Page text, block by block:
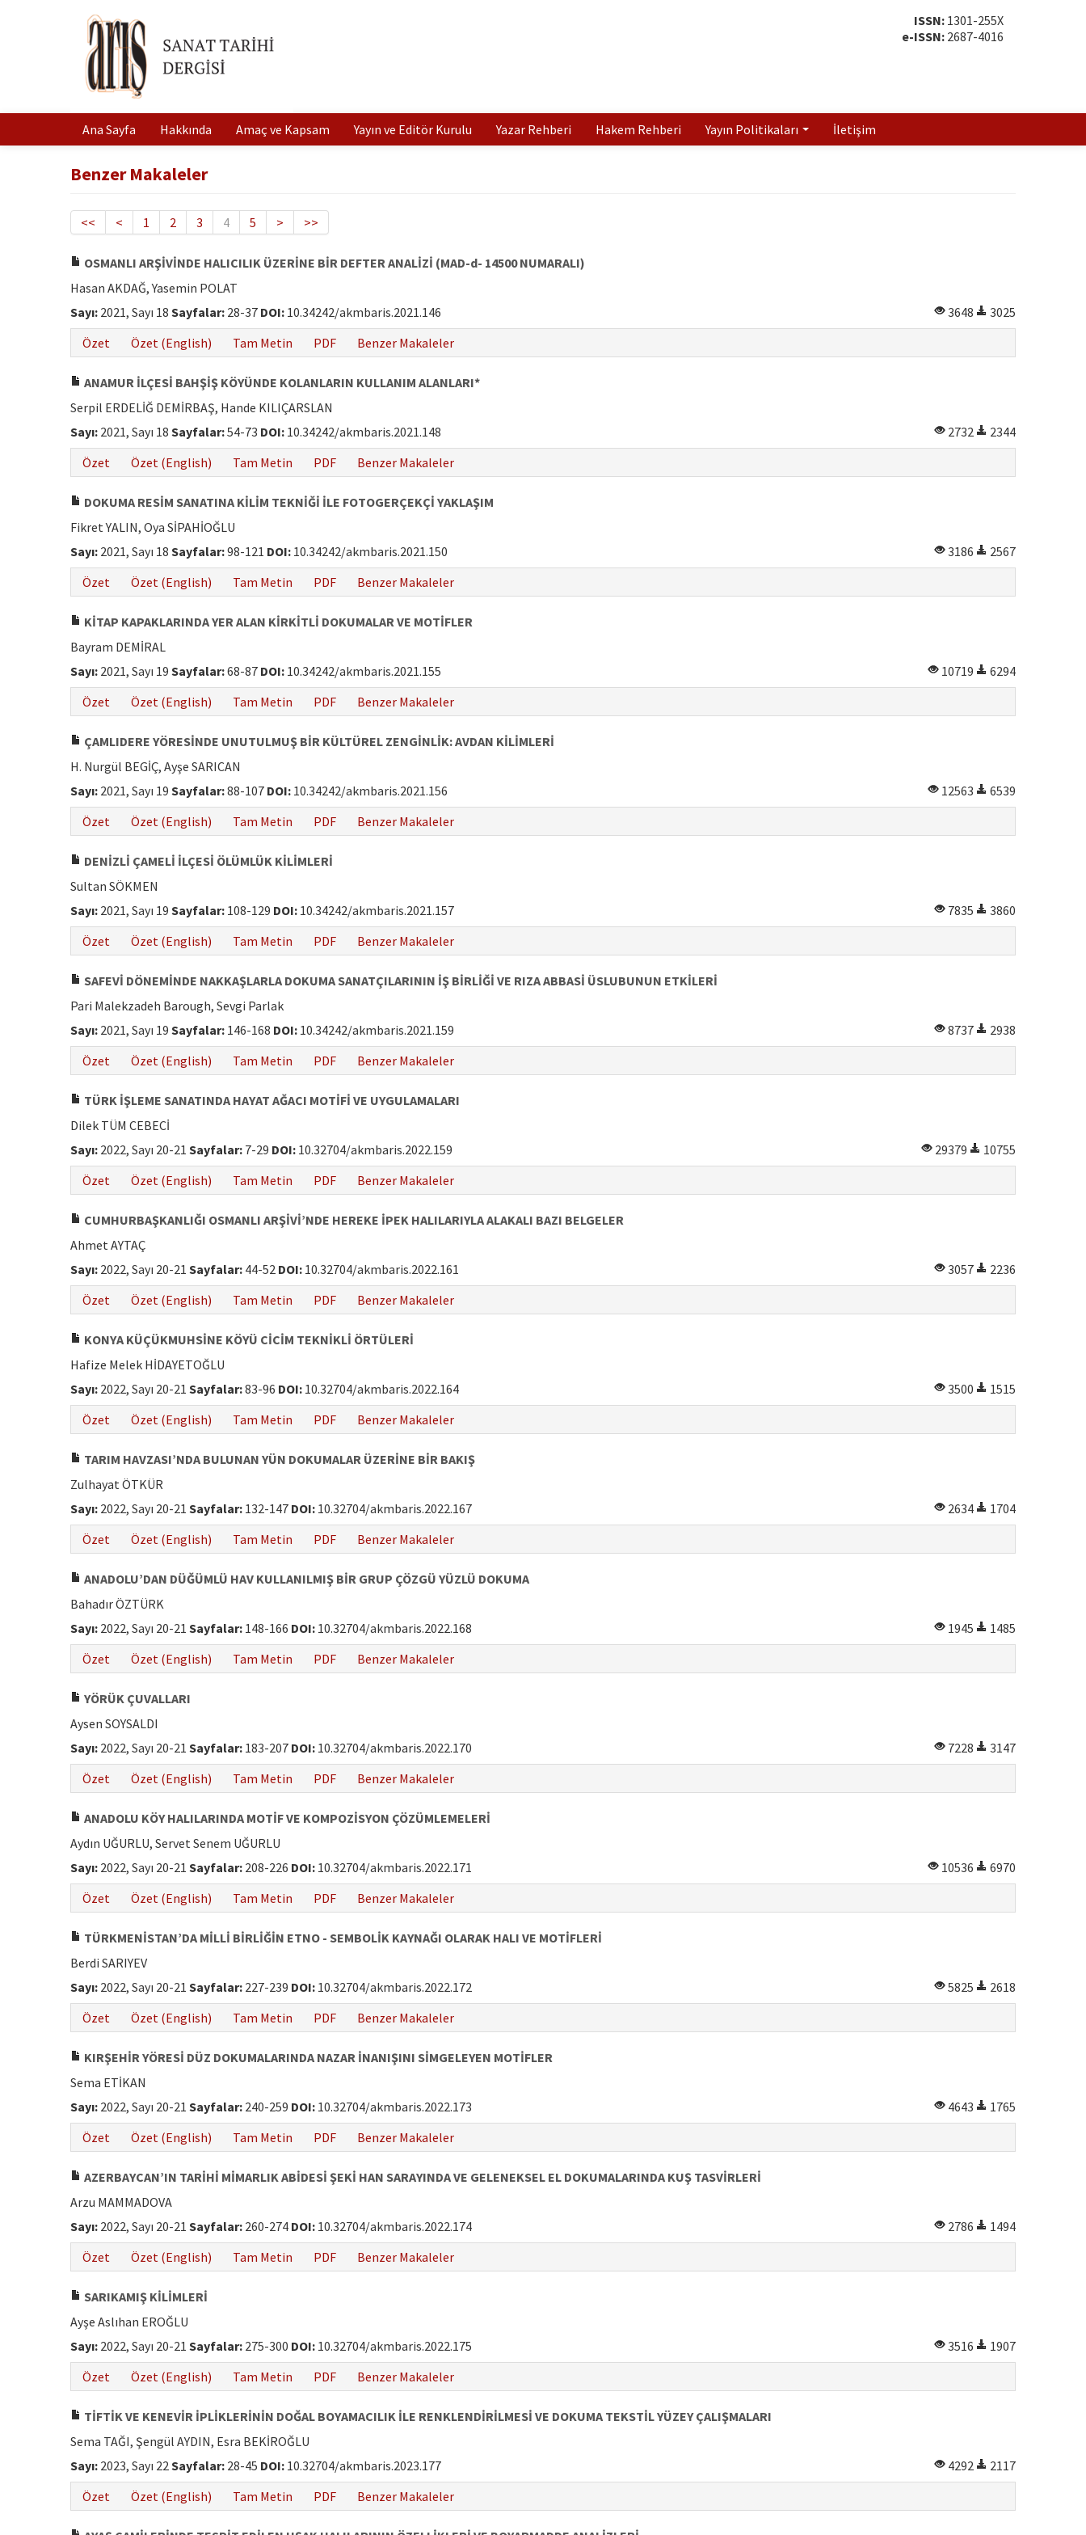
ISSN:1301-255X
e-ISSN:2687-4016
Ana Sayfa Hakkında Amaç ve Kapsam Yayın ve Editör Kurulu Yazar Rehberi Hakem Rehberi Yayın Politikaları İletişim
Benzer Makaleler
<< < 1 2 3 4 5 > >>
OSMANLI ARŞİVİNDE HALICILIK ÜZERİNE BİR DEFTER ANALİZİ (MAD-d- 14500 NUMARALI)
Hasan AKDAĞ, Yasemin POLAT
Sayı: 2021, Sayı 18 Sayfalar: 28-37 DOI: 10.34242/akmbaris.2021.146 3648
3025
Özet
Özet (English) Tam Metin PDF Benzer Makaleler
ANAMUR İLÇESİ BAHŞİŞ KÖYÜNDE KOLANLARIN KULLANIM ALANLARI*
Serpil ERDELİĞ DEMİRBAŞ, Hande KILIÇARSLAN
Sayı: 2021, Sayı 18 Sayfalar:54-73 DOI: 10.34242/akmbaris.2021.148 2732
2344
Özet
Özet (English) Tam Metin PDF Benzer Makaleler
DOKUMA RESİM SANATINA KİLİM TEKNİĞİ İLE FOTOGERÇEKÇİ YAKLAŞIM
Fikret YALIN, Oya SİPAHİOĞLU
Sayı: 2021, Sayı 18 Sayfalar:98-121 DOI: 10.34242/akmbaris.2021.150 3186
2567
Özet
Özet (English) Tam Metin PDF Benzer Makaleler
KİTAP KAPAKLARINDA YER ALAN KİRKİTLİ DOKUMALAR VE MOTİFLER
Bayram DEMİRAL
Sayı: 2021, Sayı 19 Sayfalar:68-87 DOI: 10.34242/akmbaris.2021.155 10719
6294
Özet
Özet (English) Tam Metin PDF Benzer Makaleler
ÇAMLIDERE YÖRESİNDE UNUTULMUŞ BİR KÜLTÜREL ZENGİNLİK: AVDAN KİLİMLERİ
H. Nurgül BEGİÇ, Ayşe SARICAN
Sayı: 2021, Sayı 19 Sayfalar:88-107 DOI: 10.34242/akmbaris.2021.156 12563
6539
Özet
Özet (English) Tam Metin PDF Benzer Makaleler
DENİZLİ ÇAMELİ İLÇESİ ÖLÜMLÜK KİLİMLERİ
Sultan SÖKMEN
Sayı: 2021, Sayı 19 Sayfalar: 108-129 DOI: 10.34242/akmbaris.2021.157 7835
3860
Özet
Özet (English) Tam Metin PDF Benzer Makaleler
SAFEVİ DÖNEMİNDE NAKKAŞLARLA DOKUMA SANATÇILARININ İŞ BİRLİĞİ VE RIZA ABBASİ ÜSLUBUNUN ETKİLERİ
Pari Malekzadeh Barough, Sevgi Parlak
Sayı: 2021, Sayı 19 Sayfalar: 146-168 DOI: 10.34242/akmbaris.2021.159 8737
2938
Özet
Özet (English) Tam Metin PDF Benzer Makaleler
TÜRK İŞLEME SANATINDA HAYAT AĞACI MOTİFİ VE UYGULAMALARI
Dilek TÜM CEBECİ
Sayı: 2022, Sayı 20-21 Sayfalar: 7-29 DOI: 10.32704/akmbaris.2022.159 29379
10755
Özet
Özet (English) Tam Metin PDF Benzer Makaleler
CUMHURBAŞKANLIĞI OSMANLI ARŞİVİ’NDE HEREKE İPEK HALILARIYLA ALAKALI BAZI BELGELER
Ahmet AYTAÇ
Sayı: 2022, Sayı 20-21 Sayfalar: 44-52 DOI: 10.32704/akmbaris.2022.161 3057
2236
Özet
Özet (English) Tam Metin PDF Benzer Makaleler
KONYA KÜÇÜKMUHSİNE KÖYÜ CİCİM TEKNİKLİ ÖRTÜLERİ
Hafize Melek HİDAYETOĞLU
Sayı: 2022, Sayı 20-21 Sayfalar:83-96 DOI: 10.32704/akmbaris.2022.164 3500
1515
Özet
Özet (English) Tam Metin PDF Benzer Makaleler
TARIM HAVZASI’NDA BULUNAN YÜN DOKUMALAR ÜZERİNE BİR BAKIŞ
Zulhayat ÖTKÜR
Sayı: 2022, Sayı 20-21 Sayfalar: 132-147 DOI: 10.32704/akmbaris.2022.167 2634
1704
Özet
Özet (English) Tam Metin PDF Benzer Makaleler
ANADOLU’DAN DÜĞÜMLÜ HAV KULLANILMIŞ BİR GRUP ÇÖZGÜ YÜZLÜ DOKUMA
Bahadır ÖZTÜRK
Sayı: 2022, Sayı 20-21 Sayfalar: 148-166 DOI: 10.32704/akmbaris.2022.168 1945
1485
Özet
Özet (English) Tam Metin PDF Benzer Makaleler
YÖRÜK ÇUVALLARI
Aysen SOYSALDI
Sayı: 2022, Sayı 20-21 Sayfalar: 183-207 DOI: 10.32704/akmbaris.2022.170 7228
3147
Özet
Özet (English) Tam Metin PDF Benzer Makaleler
ANADOLU KÖY HALILARINDA MOTİF VE KOMPOZİSYON ÇÖZÜMLEMELERİ
Aydın UĞURLU, Servet Senem UĞURLU
Sayı: 2022, Sayı 20-21 Sayfalar: 208-226 DOI: 10.32704/akmbaris.2022.171 10536
6970
Özet
Özet (English) Tam Metin PDF Benzer Makaleler
TÜRKMENİSTAN’DA MİLLİ BİRLİĞİN ETNO - SEMBOLİK KAYNAĞI OLARAK HALI VE MOTİFLERİ
Berdi SARIYEV
Sayı: 2022, Sayı 20-21 Sayfalar: 227-239 DOI: 10.32704/akmbaris.2022.172 5825
2618
Özet
Özet (English) Tam Metin PDF Benzer Makaleler
KIRŞEHİR YÖRESİ DÜZ DOKUMALARINDA NAZAR İNANIŞINI SİMGELEYEN MOTİFLER
Sema ETİKAN
Sayı: 2022, Sayı 20-21 Sayfalar: 240-259 DOI: 10.32704/akmbaris.2022.173 4643
1765
Özet
Özet (English) Tam Metin PDF Benzer Makaleler
AZERBAYCAN’IN TARİHİ MİMARLIK ABİDESİ ŞEKİ HAN SARAYINDA VE GELENEKSEL EL DOKUMALARINDA KUŞ TASVİRLERİ
Arzu MAMMADOVA
Sayı: 2022, Sayı 20-21 Sayfalar: 260-274 DOI: 10.32704/akmbaris.2022.174 2786
1494
Özet
Özet (English) Tam Metin PDF Benzer Makaleler
SARIKAMIŞ KİLİMLERİ
Ayşe Aslıhan EROĞLU
Sayı: 2022, Sayı 20-21 Sayfalar: 275-300 DOI: 10.32704/akmbaris.2022.175 3516
1907
Özet
Özet (English) Tam Metin PDF Benzer Makaleler
TİFTİK VE KENEVİR İPLİKLERİNİN DOĞAL BOYAMACILIK İLE RENKLENDİRİLMESİ VE DOKUMA TEKSTİL YÜZEY ÇALIŞMALARI
Sema TAĞI, Şengül AYDIN, Esra BEKİROĞLU
Sayı: 2023, Sayı 22Sayfalar: 28-45 DOI: 10.32704/akmbaris.2023.177 4292
2117
Özet
Özet (English) Tam Metin PDF Benzer Makaleler